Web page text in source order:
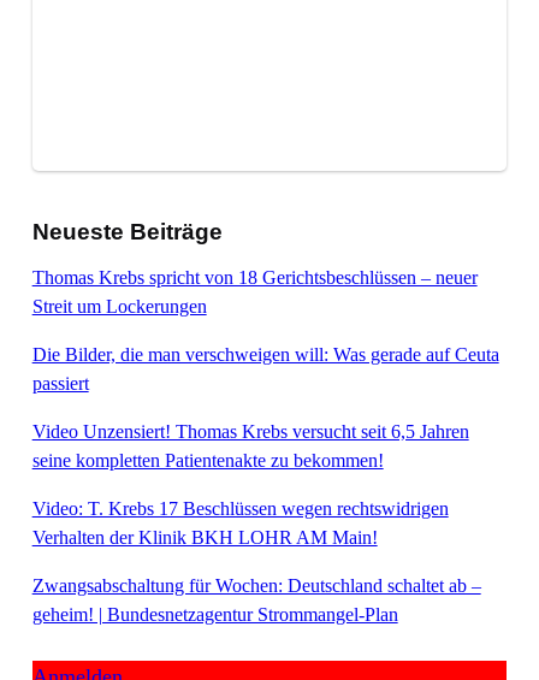
Neueste Beiträge
Thomas Krebs spricht von 18 Gerichtsbeschlüssen – neuer
Streit um Lockerungen
Die Bilder, die man verschweigen will: Was gerade auf Ceuta
passiert
Video Unzensiert! Thomas Krebs versucht seit 6,5 Jahren
seine kompletten Patientenakte zu bekommen!
Video: T. Krebs 17 Beschlüssen wegen rechtswidrigen
Verhalten der Klinik BKH LOHR AM Main!
Zwangsabschaltung für Wochen: Deutschland schaltet ab –
geheim! | Bundesnetzagentur Strommangel-Plan